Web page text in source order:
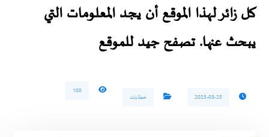
كل زائر لهذا الموقع أن يجد المعلومات التي
يبحث عنها. تصفح جيد للموقع
2025-03-25 خطابات
100